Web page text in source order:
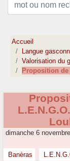
Accueil
Langue
Valorisation du
Proposition
dimanche 6
Banèras